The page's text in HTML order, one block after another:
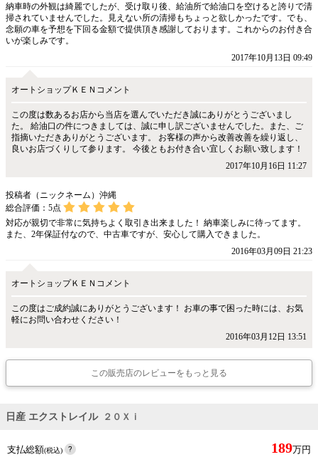
納車時の外観は綺麗でしたが、受け取り後、給油所で給油口を空けると誇りで清
掃されていませんでした。見えない所の清掃もちょっと欲しかったです。でも、
念願の車を予想を下回る金額で提供頂き感謝しております。これからのお付き合
いが楽しみです。
2017年10月13日 09:49
オートショップＫＥＮコメント
この度は数あるお店から当店を選んでいただき誠にありがとうございまし
た。 給油口の件につきましては、誠に申し訳ございませんでした。また、ご
指摘いただきありがとうございます。 お客様の声から改善改善を繰り返し、
良いお店づくりして参ります。 今後ともお付き合い宜しくお願い致します！
2017年10月16日 11:27
投稿者（ニックネーム）沖縄
総合評価： 5点
対応が親切で非常に気持ちよく取引き出来ました！ 納車楽しみに待ってます。
また、2年保証付なので、中古車ですが、安心して購入できました。
2016年03月09日 21:23
オートショップＫＥＮコメント
この度はご成約誠にありがとうございます！ お車の事で困った時には、お気
軽にお問い合わせください！
2016年03月12日 13:51
この販売店のレビューをもっと見る
日産 エクストレイル ２０Ｘｉ
支払総額(税込) 189万円